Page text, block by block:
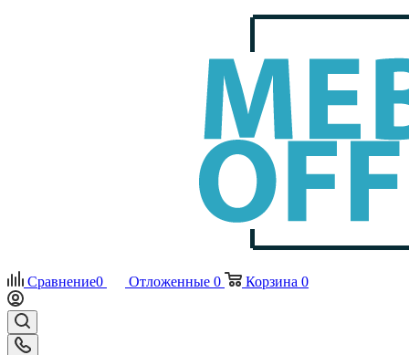
Сравнение0 Отложенные 0 Корзина 0